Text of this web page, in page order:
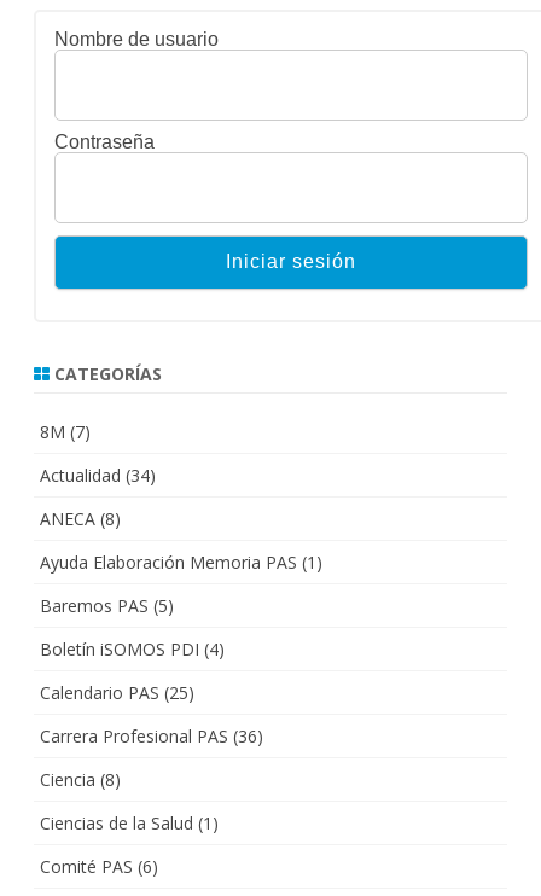
Nombre de usuario
Contraseña
CATEGORÍAS
8M (7)
Actualidad (34)
ANECA (8)
Ayuda Elaboración Memoria PAS (1)
Baremos PAS (5)
Boletín iSOMOS PDI (4)
Calendario PAS (25)
Carrera Profesional PAS (36)
Ciencia (8)
Ciencias de la Salud (1)
Comité PAS (6)